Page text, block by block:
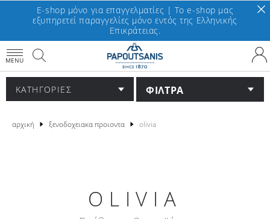
E-shop μόνο για επαγγελματίες | To e-shop μας
εξυπηρετεί παραγγελίες μόνο εντός της Ελληνικής
Επικράτειας.
MENU
ΚΑΤΗΓΟΡΙΕΣ ΦΙΛΤΡΑ
αρχική ξενοδοχειακα προιοντα olivia
OLIVIA